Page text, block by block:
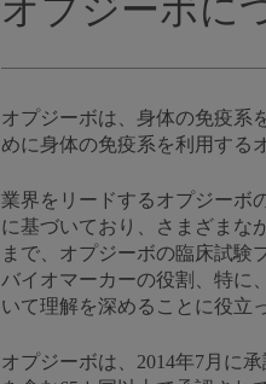
オプジーボに
オプジーボは、身体の免疫系
めに身体の免疫系を利用する
業界をリードするオプジーボ
に基づいており、さまざまな
まで、オプジーボの臨床試験
バイオマーカーの役割、特に
いて理解を深めることに役立
オプジーボは、2014年7月に